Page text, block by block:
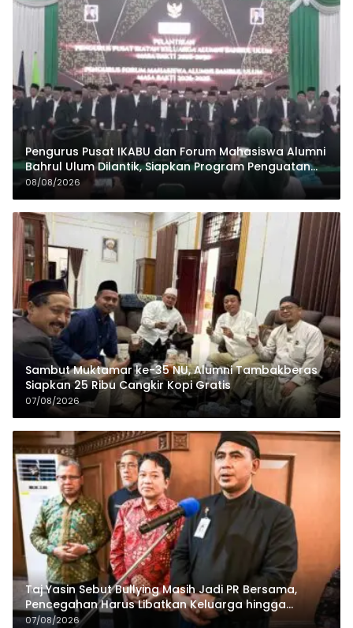
Pengurus Pusat IKABU dan Forum Mahasiswa Alumni
Bahrul Ulum Dilantik, Siapkan Program Penguatan
Organisasi dan Ekonomi
08/08/2026
Sambut Muktamar ke-35 NU, Alumni Tambakberas
Siapkan 25 Ribu Cangkir Kopi Gratis
07/08/2026
Taj Yasin Sebut Bullying Masih Jadi PR Bersama,
Pencegahan Harus Libatkan Keluarga hingga
Pesantren
07/08/2026